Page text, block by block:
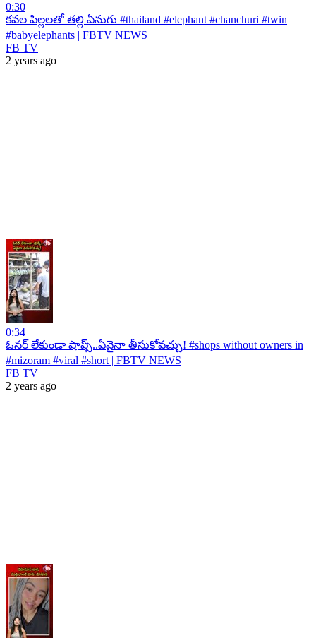
0:30
కవల పిల్లలతో తల్లి ఏనుగు #thailand #elephant #chanchuri #twin
#babyelephants | FBTV NEWS
FB TV
2 years ago
0:34
ఓనర్ లేకుండా షాప్స్..ఏవైనా తీసుకోవచ్చు! #shops without owners in
#mizoram #viral #short | FBTV NEWS
FB TV
2 years ago